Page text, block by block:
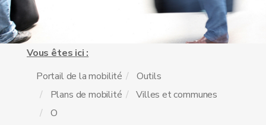
Vous êtes ici :
Portail de la mobilité
Outils
Plans de mobilité
Villes et communes
O